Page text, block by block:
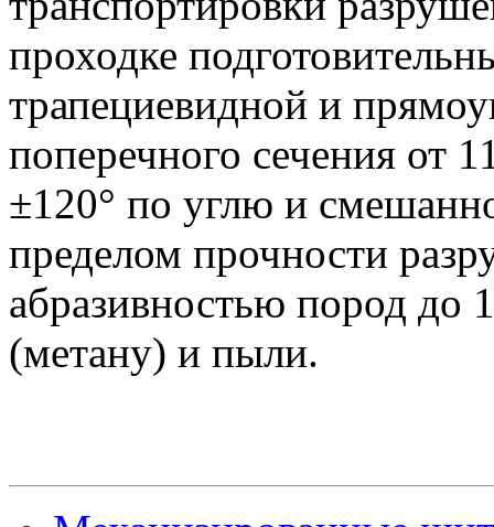
проходке
трапециевидной и
поперечного сечения от
±120° по углю и
пределом прочности
абразивностью пород до
(метану) и пыли.